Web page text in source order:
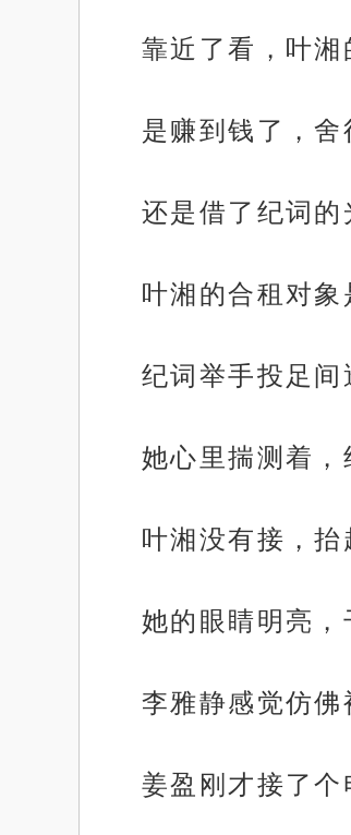
靠近了看，叶湘
是赚到钱了，舍
还是借了纪词的
叶湘的合租对象
纪词举手投足
她心里揣测着，
叶湘没有接，
她的眼睛明亮，
李雅静感觉仿佛
姜盈刚才接了